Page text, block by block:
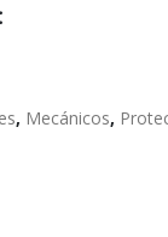
, Mecánicos,